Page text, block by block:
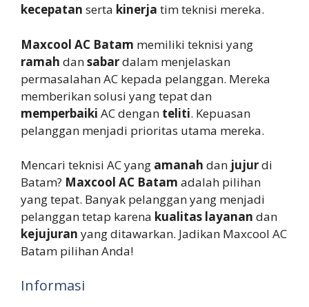
kecepatan serta kinerja tim teknisi mereka.
Maxcool AC Batam memiliki teknisi yang
ramah dansabardalam menjelaskan
permasalahan AC kepada pelanggan. Mereka
memberikan solusi yang tepat dan
memperbaiki AC dengan teliti. Kepuasan
pelanggan menjadi prioritas utama mereka.
Mencari teknisi AC yang amanah dan jujurdi
Batam? Maxcool AC Batam adalah pilihan
yang tepat. Banyak pelanggan yang menjadi
pelanggan tetap karena kualitas layanan dan
kejujuran yang ditawarkan. Jadikan Maxcool AC
Batam pilihan Anda!
Informasi